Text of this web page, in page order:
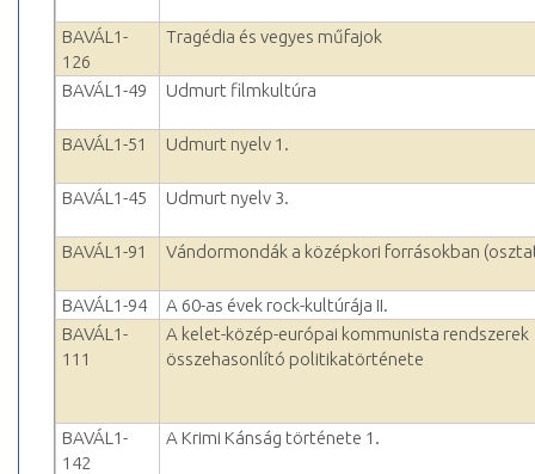
BAVÁL1-
126
Tragédia és vegyes műfajok
BAVÁL1-49 Udmurt filmkultúra
BAVÁL1-51 Udmurt nyelv 1.
BAVÁL1-45 Udmurt nyelv 3.
BAVÁL1-91 Vándormondák a középkori forrásokban
BAVÁL1-94
A 60-as évek rock-kultúrája II.
BAVÁL1-
111
A kelet-közép-európai kommunista rendszerek
összehasonlító politikatörténete
BAVÁL1-
142
A Krimi Kánság története 1.